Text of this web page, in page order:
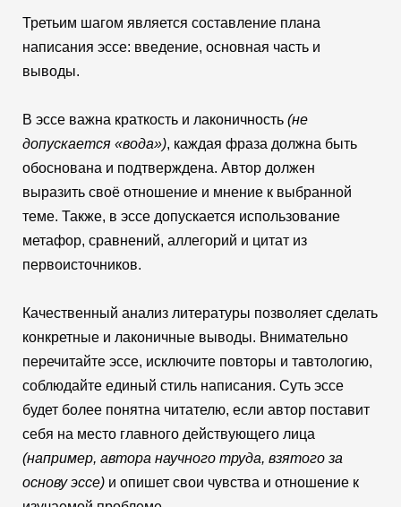
Третьим шагом является составление плана
написания эссе: введение, основная часть и
выводы.
В эссе важна краткость и лаконичность (не
допускается «вода»), каждая фраза должна быть
обоснована и подтверждена. Автор должен
выразить своё отношение и мнение к выбранной
теме. Также, в эссе допускается использование
метафор, сравнений, аллегорий и цитат из
первоисточников.
Качественный анализ литературы позволяет сделать
конкретные и лаконичные выводы. Внимательно
перечитайте эссе, исключите повторы и тавтологию,
соблюдайте единый стиль написания. Суть эссе
будет более понятна читателю, если автор поставит
себя на место главного действующего лица
(например, автора научного труда, взятого за
основу эссе) и опишет свои чувства и отношение к